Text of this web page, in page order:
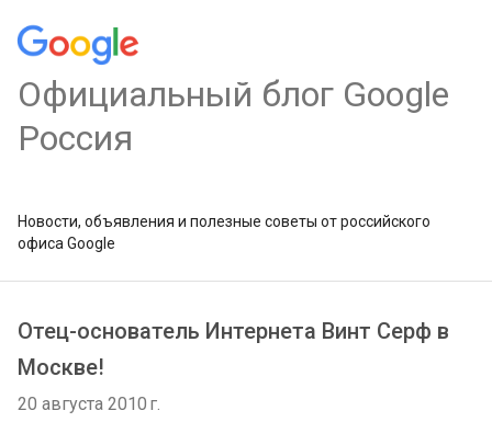
Официальный блог Google
Россия
Новости, объявления и полезные советы от российского
офиса Google
Отец-основатель Интернета Винт Серф в
Москве!
20 августа 2010 г.